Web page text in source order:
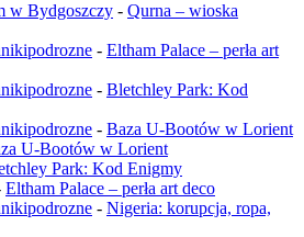
w Bydgoszczy - Qurna – wioska
- Eltham Palace – perła art
- Bletchley Park: Kod
- Baza U-Bootów w Lorient
U-Bootów w Lorient
Park: Kod Enigmy
Eltham Palace – perła art deco
- Nigeria: korupcja, ropa,